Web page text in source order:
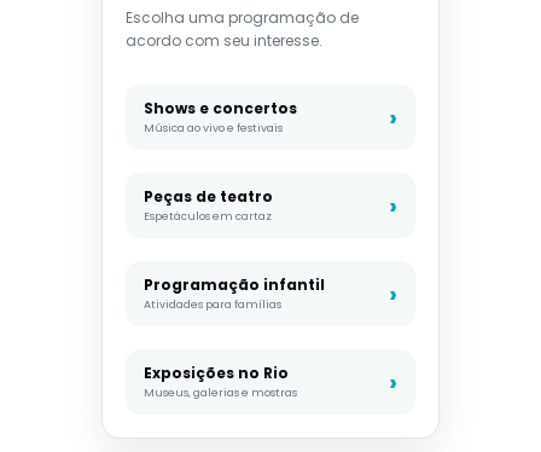
Escolha uma programação de
acordo com seu interesse.
Shows e concertos
Música ao vivo e festivais
Peças de teatro
Espetáculos em cartaz
Programação infantil
Atividades para famílias
Exposições no Rio
Museus, galerias e mostras